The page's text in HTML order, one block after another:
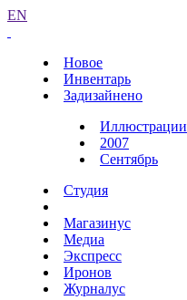
EN
Новое
Инвентарь
Задизайнено
Иллюстрации
2007
Сентябрь
Студия
Магазинус
Медиа
Экспресс
Иронов
Журналус